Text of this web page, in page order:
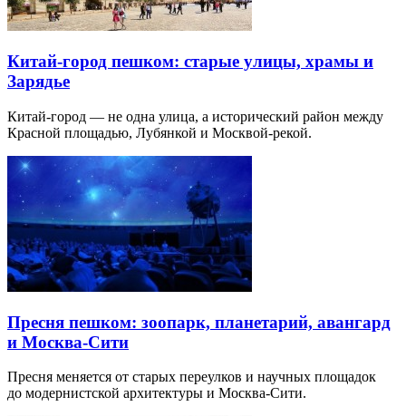
Китай-город пешком: старые улицы, храмы и
Зарядье
Китай-город — не одна улица, а исторический район между
Красной площадью, Лубянкой и Москвой-рекой.
Пресня пешком: зоопарк, планетарий, авангард
и Москва-Сити
Пресня меняется от старых переулков и научных площадок
до модернистской архитектуры и Москва-Сити.